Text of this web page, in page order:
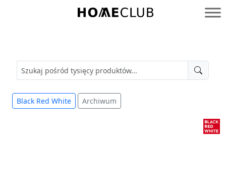
Homeclub
Black Red White Archiwum